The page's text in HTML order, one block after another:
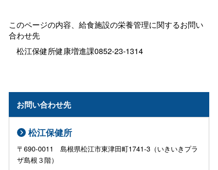
このページの内容、給食施設の栄養管理に関するお問い
合わせ先
松江保健所健康増進課0852-23-1314
お問い合わせ先
松江保健所
〒690-0011 島根県松江市東津田町1741-3（いきいきプラ
ザ島根３階）